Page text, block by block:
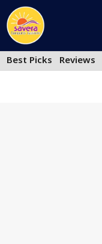
Skip
to
content
Best Picks
Reviews